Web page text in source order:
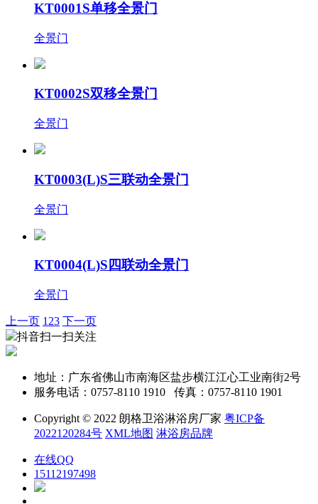
KT0001S单移全景门
全景门
KT0002S双移全景门
全景门
KT0003(L)S三联动全景门
全景门
KT0004(L)S四联动全景门
全景门
上一页 1 23 下一页
抖音扫一扫关注
地址：广东省佛山市南海区盐步横江江心工业南街2号
服务电话：0757-8110 1910 传真：0757-8110 1901
Copyright © 2022 朗格卫浴淋浴房厂家 粤ICP备
2022120284号 XML地图 淋浴房品牌
在线QQ
15112197498